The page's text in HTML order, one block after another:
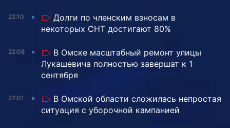
22:10
Долги по членским взносам в
некоторых СНТ достигают 80%
22:08
В Омске масштабный ремонт улицы
Лукашевича полностью завершат к 1
сентября
22:01
В Омской области сложилась непростая
ситуация с уборочной кампанией